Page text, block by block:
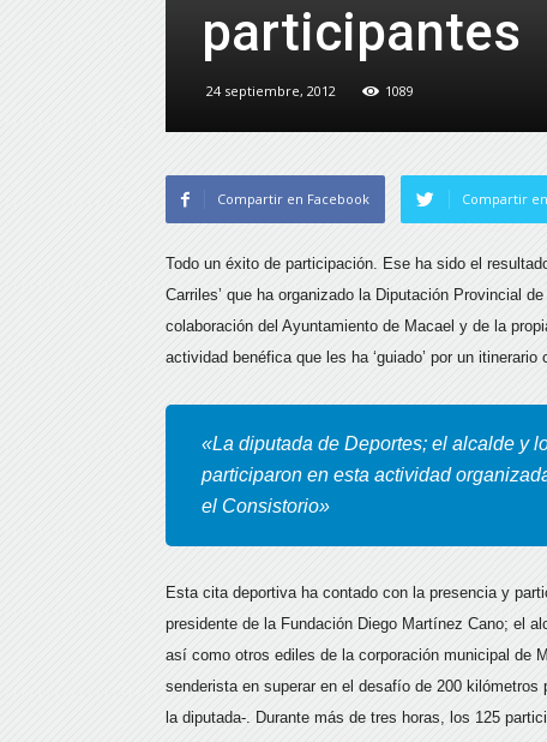
participantes
24 septiembre, 2012 1089
Compartir en Facebook Compartir
Todo un éxito de participación. Ese ha sido el
Carriles’ que ha organizado la Diputación Provincial
colaboración del Ayuntamiento de Macael y de la
actividad benéfica que les ha ‘guiado’ por un
«La diputada de Deportes; el alcalde y
participaron en esta actividad
el Consistorio»
Esta cita deportiva ha contado con la presencia y
presidente de la Fundación Diego Martínez Cano; el
así como otros ediles de la corporación municipal de
senderista en superar en el desafío de 200
la diputada-. Durante más de tres horas, los 125